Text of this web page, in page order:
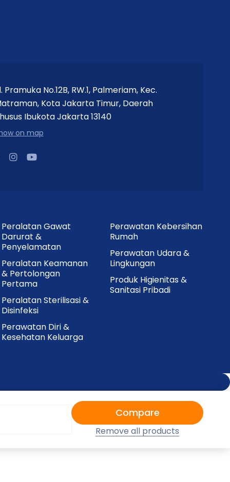
Pramuka No.12B, RW.1, Palmeriam, Kec.
Kota Jakarta Timur, Daerah
Ibukota Jakarta 13140
on map
Peralatan Gawat
Darurat &
Penyelamatan
Peralatan Keamanan
& Pertolongan
Pertama
Peralatan Sterilisasi &
Disinfeksi
Perawatan Diri &
Kesehatan Keluarga
Perawatan Kebersihan
Rumah
Perawatan Udara &
Lingkungan
Produk Higienitas &
Sanitasi Pribadi
Compare
Remove all products